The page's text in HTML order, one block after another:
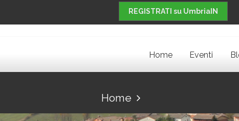
REGISTRATI su UmbriaIN
Home Eventi
Home